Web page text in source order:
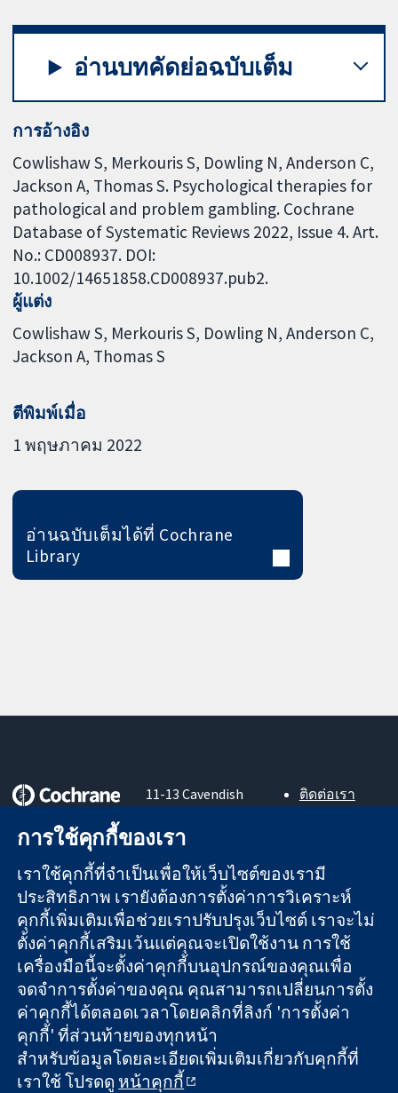
อ่านบทคัดย่อฉบับเต็ม
การอ้างอิง
Cowlishaw S, Merkouris S, Dowling N, Anderson C,
Jackson A, Thomas S. Psychological therapies for
pathological and problem gambling. Cochrane
Database of Systematic Reviews 2022, Issue 4. Art.
No.: CD008937. DOI:
10.1002/14651858.CD008937.pub2.
ผู้แต่ง
Cowlishaw S Merkouris S Dowling N Anderson C
Jackson A Thomas S
ตีพิมพ์เมื่อ
1 พฤษภาคม 2022
อ่านฉบับเต็มได้ที่ Cochrane
Library
หลักฐานที่เชื่อถือ
ได้
สู่การตัดสินใจ
อย่างมีข้อมูล
เพื่อสุขภาพที่ดีขึ้น
11-13 Cavendish
London
United Kingdom
ติดต่อเรา
About us
ตำแหน่งงาน
Cochrane
Library
The Cochrane Collaboration เป็นองค์กรการกุศล (เลขที่ 1045921)
และบริษัทจำกัดโดยการค้ำประกัน (เลขที่ 03044323) ที่จดทะเบียน
ในอังกฤษและเวลส์ หมายเลขจดทะเบียนภาษีมูลค่าเพิ่ม GB 718
2127 49
การใช้คุกกี้ของเรา
เราใช้คุกกี้ที่จำเป็นเพื่อให้เว็บไซต์ของเรามี
ประสิทธิภาพ เรายังต้องการตั้งค่าการวิเคราะห์
คุกกี้เพิ่มเติมเพื่อช่วยเราปรับปรุงเว็บไซต์ เราจะไม่
ตั้งค่าคุกกี้เสริมเว้นแต่คุณจะเปิดใช้งาน การใช้
เครื่องมือนี้จะตั้งค่าคุกกี้บนอุปกรณ์ของคุณเพื่อ
จดจำการตั้งค่าของคุณ คุณสามารถเปลี่ยนการตั้ง
ค่าคุกกี้ได้ตลอดเวลาโดยคลิกที่ลิงก์ 'การตั้งค่า
คุกกี้' ที่ส่วนท้ายของทุกหน้า
สำหรับข้อมูลโดยละเอียดเพิ่มเติมเกี่ยวกับคุกกี้ที่
เราใช้ โปรดดู หน้าคุกกี้